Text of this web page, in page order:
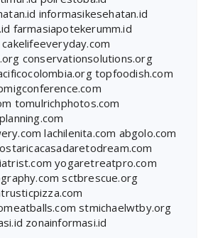
informasikesehatan.id
farmasiapotekerumm.id
cakelifeeveryday.com
conservationsolutions.org
topfoodish.com
tomulrichphotos.com
lachilenita.com abgolo.com
yogaretreatpro.com
sctbrescue.org
stmichaelwtby.org
zonainformasi.id